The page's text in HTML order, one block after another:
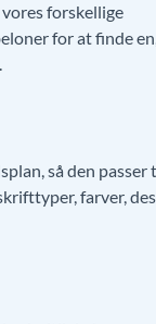
forskellige
for at finde
så den passer
farver,